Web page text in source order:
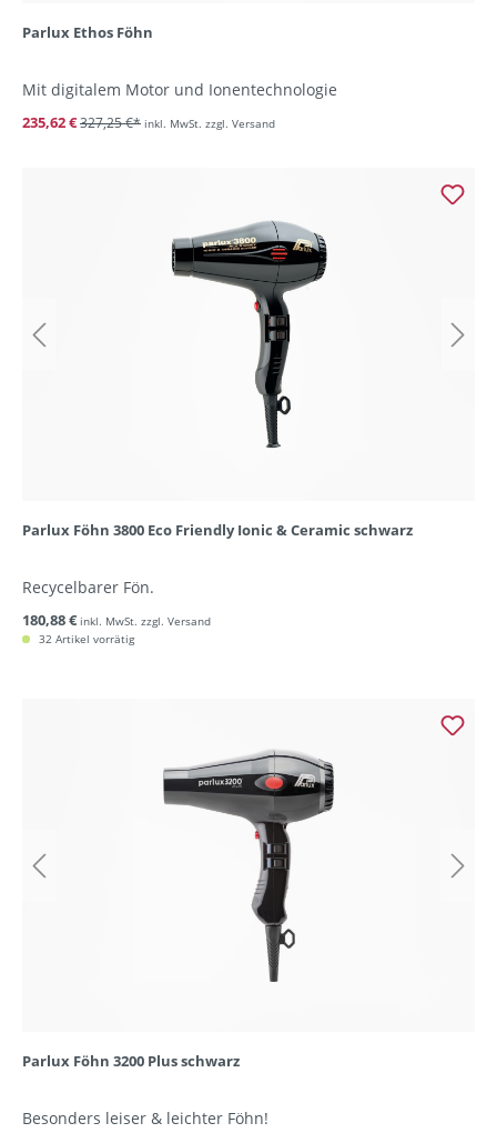
Parlux Ethos Föhn
Mit digitalem Motor und Ionentechnologie
235,62 €327,25 €* inkl. MwSt. zzgl. Versand
Parlux Föhn 3800 Eco Friendly Ionic & Ceramic schwarz
Recycelbarer Fön.
180,88 € inkl. MwSt. zzgl. Versand
32 Artikel vorrätig
Parlux Föhn 3200 Plus schwarz
Besonders leiser & leichter Föhn!